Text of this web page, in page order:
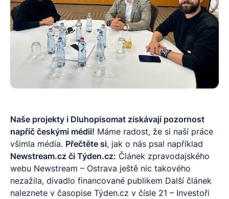
Naše projekty i Dluhopisomat získávají pozornost
napříč českými médii! Máme radost, že si naší práce
všimla média. Přečtěte si, jak o nás psal například
Newstream.cz či Týden.cz: Článek zpravodajského
webu Newstream – Ostrava ještě nic takového
nezažila, divadlo financované publikem Další článek
naleznete v časopise Týden.cz v čísle 21 – Investoři